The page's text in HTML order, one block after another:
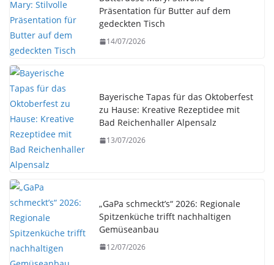
Präsentation für Butter auf dem
gedeckten Tisch
14/07/2026
Bayerische Tapas für das Oktoberfest
zu Hause: Kreative Rezeptidee mit
Bad Reichenhaller Alpensalz
13/07/2026
„GaPa schmeckt’s“ 2026: Regionale
Spitzenküche trifft nachhaltigen
Gemüseanbau
12/07/2026